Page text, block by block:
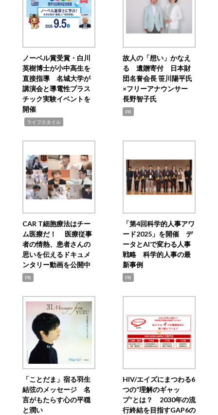
ノーベル賞受賞・白川
英樹博士が小中高生を
直接指導 名城大学が
講演会と導電性プラス
チック実験イベントを
開催
ライフスタイル
故人の「想い」かなえ
る 遺贈寄付 日本財
団名誉会長 笹川陽平氏
×フリーアナウンサー
長野智子氏
PR
CAR T細胞療法はチー
ム医療だ！ 医療従事
者の情熱、患者さんの
思いを伝えるドキュメ
ンタリー動画を公開中
PR
「第4回科学的人事アワ
ード2025」を開催 デ
ータとAIで変わる人事
戦略 科学的人事の最
新事例
PR
「ことだま」宿る羽生
結弦のメッセージ 名
言がもたらす心の平穏
と潤い
HIV/エイズにまつわる6
つの“理解のギャッ
プ”とは？ 2030年の流
行終結を目指すGAP6の